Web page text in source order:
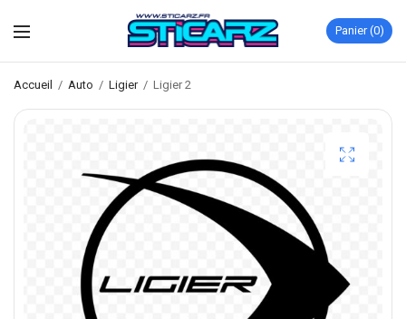
Panier 0
Accueil / Auto / Ligier / Ligier 2